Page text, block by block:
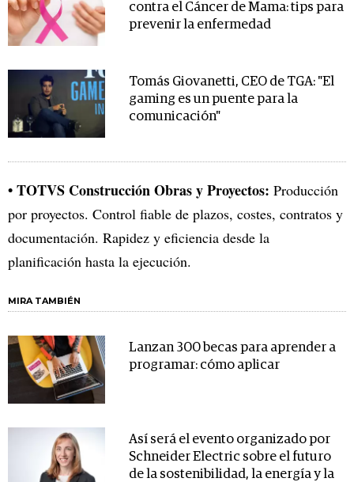
contra el Cáncer de Mama: tips para
prevenir la enfermedad
Tomás Giovanetti, CEO de TGA: "El
gaming es un puente para la
comunicación"
• TOTVS Construcción Obras y Proyectos: Producción
por proyectos. Control fiable de plazos, costes, contratos y
documentación. Rapidez y eficiencia desde la
planificación hasta la ejecución.
MIRA TAMBIÉN
Lanzan 300 becas para aprender a
programar: cómo aplicar
Así será el evento organizado por
Schneider Electric sobre el futuro
de la sostenibilidad, la energía y la